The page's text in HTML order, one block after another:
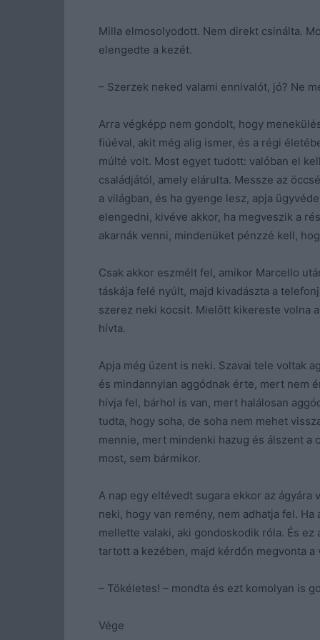
Milla elmosolyodott. Nem direkt csinálta.
elengedte a kezét.
– Szerzek neked valami ennivalót, jó? Ne
Arra végképp nem gondolt, hogy
fiúéval, akit még alig ismer, és a régi
múlté volt. Most egyet tudott: valóban el
családjától, amely elárulta. Messze az
a világban, és ha gyenge lesz, apja
elengedni, kivéve akkor, ha megveszik a
akarnák venni, mindenüket pénzzé kell,
Csak akkor eszmélt fel, amikor Marcello
táskája felé nyúlt, majd kivadászta a
szerez neki kocsit. Mielőtt kikereste volna
hívta.
Apja még üzent is neki. Szavai tele voltak
és mindannyian aggódnak érte, mert nem
hívja fel, bárhol is van, mert halálosan
tudta, hogy soha, de soha nem mehet
mennie, mert mindenki hazug és álszent a
most, sem bármikor.
A nap egy eltévedt sugara ekkor az
neki, hogy van remény, nem adhatja fel.
mellette valaki, aki gondoskodik róla. És
tartott a kezében, majd kérdőn megvonta a
– Tökéletes! – mondta és ezt komolyan is
Vége